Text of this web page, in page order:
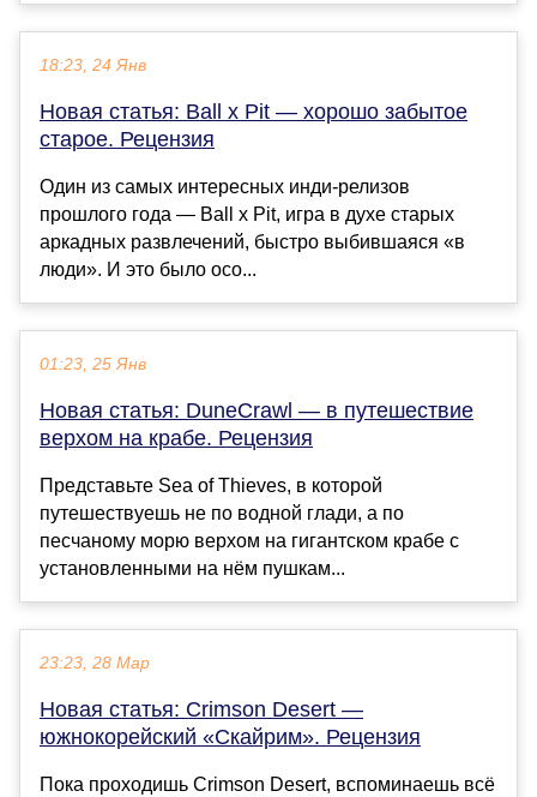
18:23, 24 Янв
Новая статья: Ball x Pit — хорошо забытое
старое. Рецензия
Один из самых интересных инди-релизов
прошлого года — Ball x Pit, игра в духе старых
аркадных развлечений, быстро выбившаяся «в
люди». И это было осо...
01:23, 25 Янв
Новая статья: DuneCrawl — в путешествие
верхом на крабе. Рецензия
Представьте Sea of Thieves, в которой
путешествуешь не по водной глади, а по
песчаному морю верхом на гигантском крабе с
установленными на нём пушкам...
23:23, 28 Мар
Новая статья: Crimson Desert —
южнокорейский «Скайрим». Рецензия
Пока проходишь Crimson Desert, вспоминаешь всё